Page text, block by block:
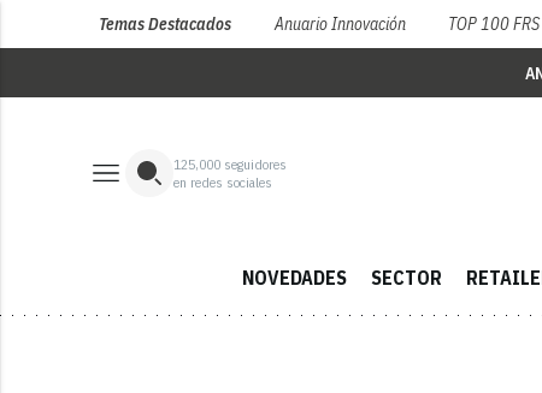
Temas Destacados Anuario Innovación TOP 100 FRS
125,000 seguidores
en redes sociales
NOVEDADES SECTOR